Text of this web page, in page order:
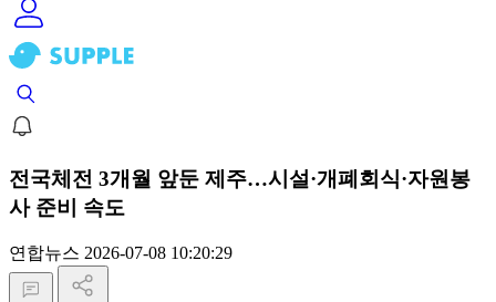
전국체전 3개월 앞둔 제주…시설·개폐회식·자원봉
사 준비 속도
연합뉴스 2026-07-08 10:20:29